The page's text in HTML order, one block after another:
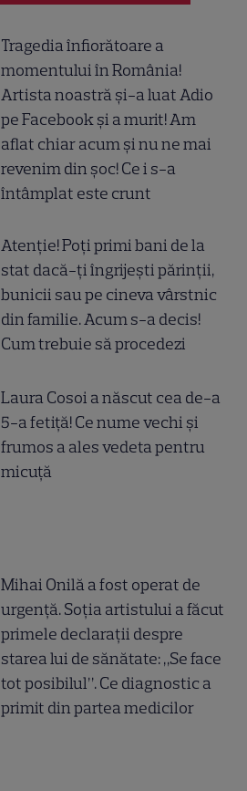
Tragedia înfiorătoare a
momentului în România!
Artista noastră și-a luat Adio
pe Facebook și a murit! Am
aflat chiar acum și nu ne mai
revenim din șoc! Ce i s-a
întâmplat este crunt
Atenție! Poți primi bani de la
stat dacă-ți îngrijești părinții,
bunicii sau pe cineva vârstnic
din familie. Acum s-a decis!
Cum trebuie să procedezi
Laura Cosoi a născut cea de-a
5-a fetiță! Ce nume vechi și
frumos a ales vedeta pentru
micuță
Mihai Onilă a fost operat de
urgență. Soția artistului a făcut
primele declarații despre
starea lui de sănătate: „Se face
tot posibilul”. Ce diagnostic a
primit din partea medicilor